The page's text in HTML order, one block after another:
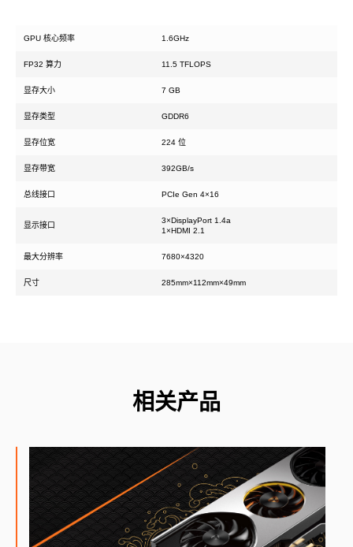
GPU 核心频率 1.6GHz
FP32 算力 11.5 TFLOPS
显存大小 7 GB
显存类型 GDDR6
显存位宽 224 位
显存带宽 392GB/s
总线接口 PCIe Gen 4×16
显示接口
3×DisplayPort 1.4a
1×HDMI 2.1
最大分辨率 7680×4320
尺寸 285mm×112mm×49mm
相关产品